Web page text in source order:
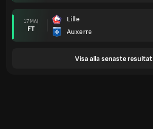
17 MAJ
FT
Lille
Auxerre
Visa alla senaste resultat